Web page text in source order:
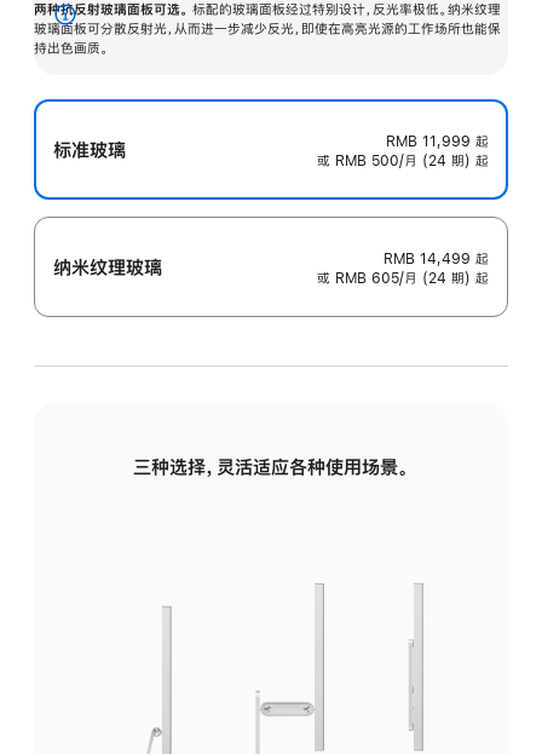
两种抗反射玻璃面板可选。 标配的玻璃面板经过特别设计，反光率极低。纳米纹理
玻璃面板可分散反射光，从而进一步减少反光，即使在高亮光源的工作场所也能保
持出色画质。
展
开
标准玻璃 RMB 11,999 起
或 RMB 500/月 (24 期) 起
纳米纹理玻璃 RMB 14,499 起
或 RMB 605/月 (24 期) 起
三种选择，灵活适应各种使用场景。